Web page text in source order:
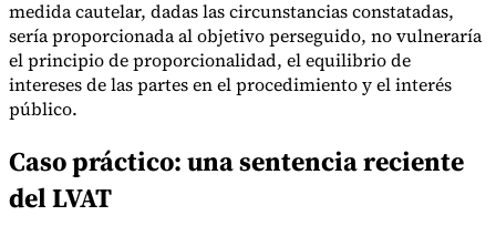
medida cautelar, dadas las circunstancias constatadas,
sería proporcionada al objetivo perseguido, no vulneraría
el principio de proporcionalidad, el equilibrio de
intereses de las partes en el procedimiento y el interés
público.
Caso práctico: una sentencia reciente
del LVAT